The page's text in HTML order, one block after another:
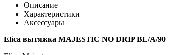
Описание
Характеристики
Аксессуары
Elica вытяжка MAJESTIC NO DRIP BL/A/90